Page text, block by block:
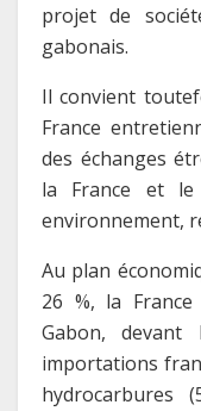
projet de
gabonais.
Il convient
France
des échanges
la France et le
environnement,
Au plan
26 %, la
Gabon,
importations
hydrocarbures